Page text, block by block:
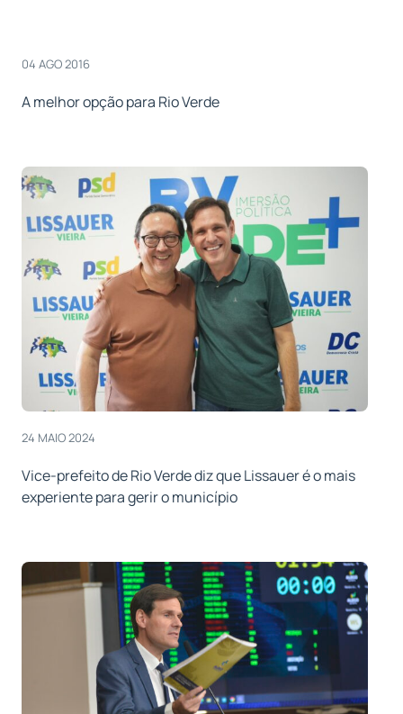
04 AGO 2016
A melhor opção para Rio Verde
24 MAIO 2024
Vice-prefeito de Rio Verde diz que Lissauer é o mais
experiente para gerir o município